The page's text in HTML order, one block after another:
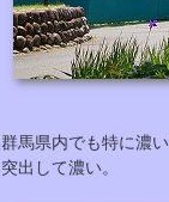
群馬県内でも特に濃
突出して濃い。